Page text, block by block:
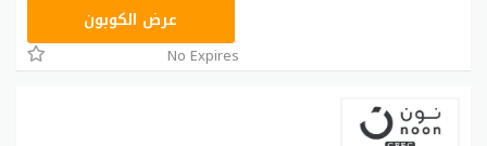
RRF24عرض الكوبون
No Expires